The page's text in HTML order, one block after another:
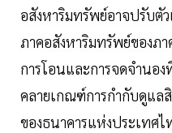
อสังหาริมทรัพย์อาจปรับตั
ภาคอสังหาริมทรัพย์ของภา
การโอนและการจดจำนอ
คลายเกณฑ์การกำกับดูแล
ของธนาคารแห่งประเทศ